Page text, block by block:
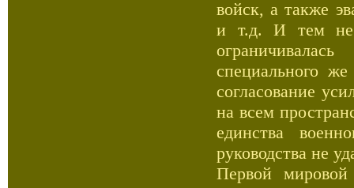
войск, а также
и т.д. И тем не
специального
согласование
на всем
единства
руководства не
Первой